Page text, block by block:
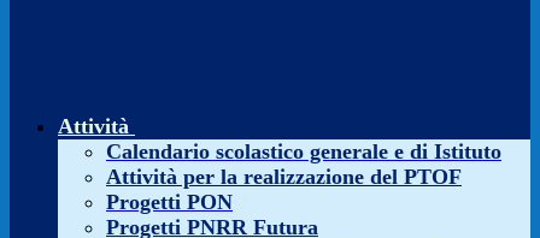
Attività
Calendario scolastico generale e di Istituto
Attività per la realizzazione del PTOF
Progetti PON
Progetti PNRR Futura